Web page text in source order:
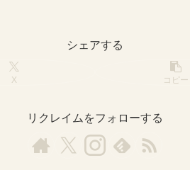
シェアする
X コピー
リクレイムをフォローする